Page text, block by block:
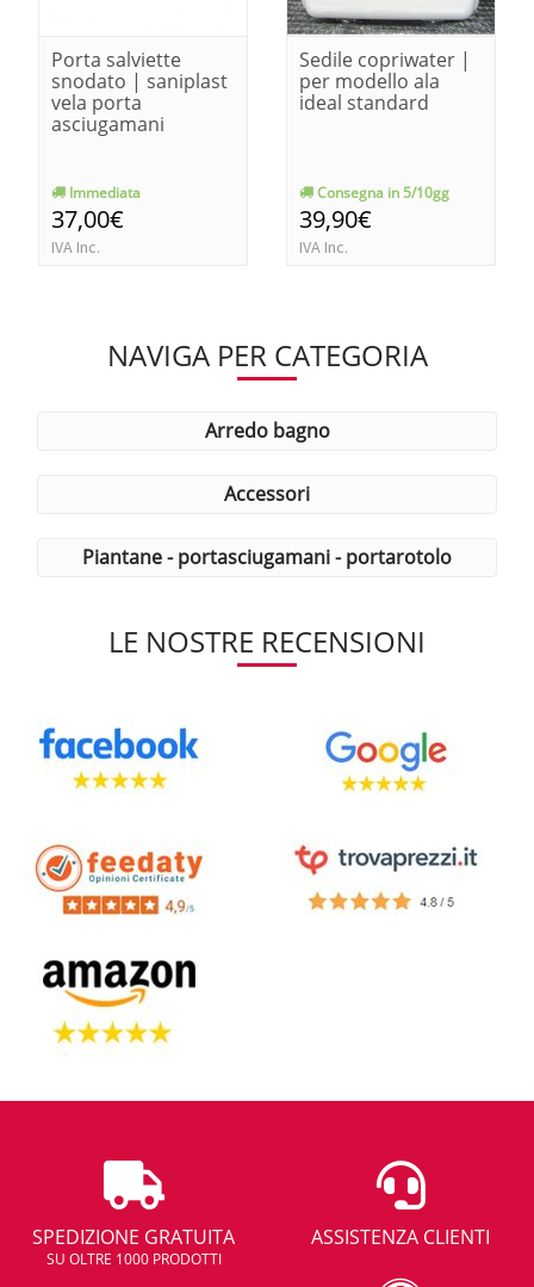
Porta salviette
snodato | saniplast
vela porta
asciugamani
Immediata
37,00€
IVA Inc.
Sedile copriwater |
per modello ala
ideal standard
Consegna in 5/10gg
39,90€
IVA Inc.
NAVIGA PER CATEGORIA
arredo bagno
accessori
piantane - portasciugamani - portarotolo
LE NOSTRE RECENSIONI
SPEDIZIONE GRATUITA
SU OLTRE 1000 PRODOTTI
ASSISTENZA CLIENTI